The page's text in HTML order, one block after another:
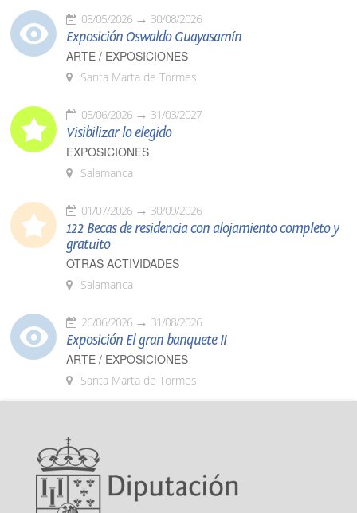
08/05/2026 30/08/2026
Exposición Oswaldo Guayasamín
ARTE / EXPOSICIONES
Santa Marta de Tormes
05/06/2026 31/03/2027
Visibilizar lo elegido
EXPOSICIONES
Salamanca
01/07/2026 30/09/2026
122 Becas de residencia con alojamiento completo y
gratuito
OTRAS ACTIVIDADES
Salamanca
26/06/2026 31/08/2026
Exposición El gran banquete II
ARTE / EXPOSICIONES
Santa Marta de Tormes